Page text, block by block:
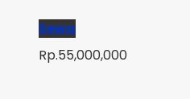
Sewa
Rp.55,000,000